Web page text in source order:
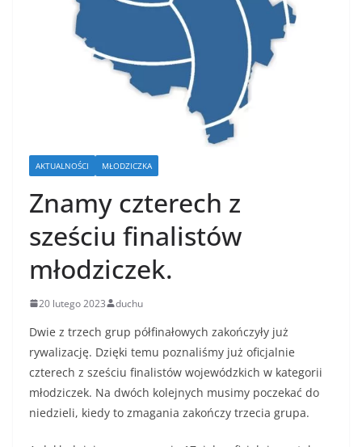
AKTUALNOŚCI MŁODZICZKA
Znamy czterech z
sześciu finalistów
młodziczek.
20 lutego 2023 duchu
Dwie z trzech grup półfinałowych zakończyły już
rywalizację. Dzięki temu poznaliśmy już oficjalnie
czterech z sześciu finalistów wojewódzkich w kategorii
młodziczek. Na dwóch kolejnych musimy poczekać do
niedzieli, kiedy to zmagania zakończy trzecia grupa.